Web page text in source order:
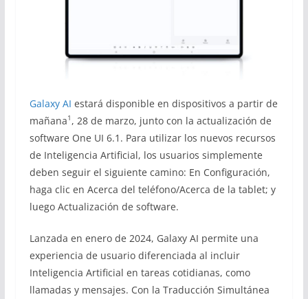
Galaxy AI estará disponible en dispositivos a partir de
mañana1 , 28 de marzo, junto con la actualización de
software One UI 6.1. Para utilizar los nuevos recursos
de Inteligencia Artificial, los usuarios simplemente
deben seguir el siguiente camino: En Configuración,
haga clic en Acerca del teléfono/Acerca de la tablet; y
luego Actualización de software.
Lanzada en enero de 2024, Galaxy AI permite una
experiencia de usuario diferenciada al incluir
Inteligencia Artificial en tareas cotidianas, como
llamadas y mensajes. Con la Traducción Simultánea